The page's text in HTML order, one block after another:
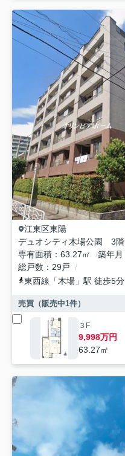
江東区東陽
専有面積
63.27㎡ 築年月
総戸数
29戸
東西線 「木場 」駅 徒歩5分
売買（販売中1件）
３F
9,998万円
63.27㎡